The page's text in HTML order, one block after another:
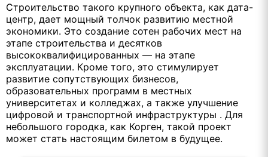
Строительство такого крупного объекта, как дата-
центр, дает мощный толчок развитию местной
экономики. Это создание сотен рабочих мест на
этапе строительства и десятков
высококвалифицированных — на этапе
эксплуатации. Кроме того, это стимулирует
развитие сопутствующих бизнесов,
образовательных программ в местных
университетах и колледжах, а также улучшение
цифровой и транспортной инфраструктуры . Для
небольшого городка, как Корген, такой проект
может стать настоящим билетом в будущее.